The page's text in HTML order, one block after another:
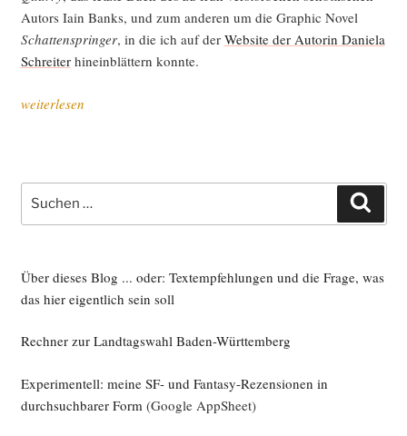
Autors Iain Banks, und zum ande­ren um die Gra­phic Novel
Schat­ten­sprin­ger, in die ich auf der Web­site der Autorin Danie­la
Schrei­terhin­ein­blät­tern konnte.
„Nicht
Welt“
weiterlesen
Suche
nach:
Über dieses Blog ... oder: Textempfehlungen und die Frage, was
das hier eigentlich sein soll
Rechner zur Landtagswahl Baden-Württemberg
Experimentell: meine SF- und Fantasy-Rezensionen in
durchsuchbarer Form (Google AppSheet)